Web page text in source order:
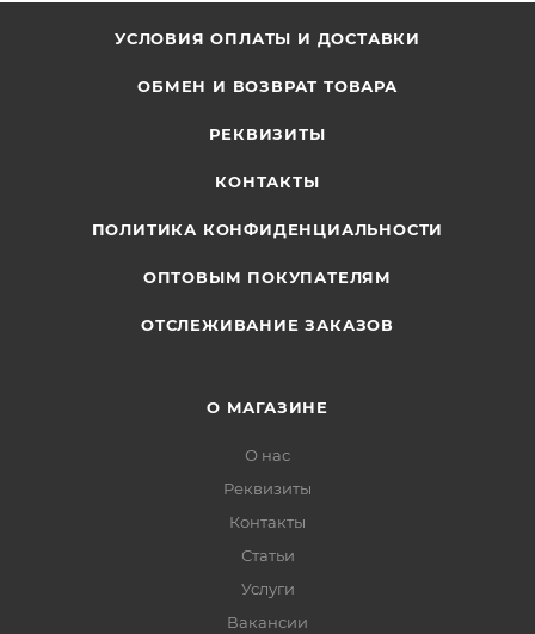
УСЛОВИЯ ОПЛАТЫ И ДОСТАВКИ
ОБМЕН И ВОЗВРАТ ТОВАРА
РЕКВИЗИТЫ
КОНТАКТЫ
ПОЛИТИКА КОНФИДЕНЦИАЛЬНОСТИ
ОПТОВЫМ ПОКУПАТЕЛЯМ
ОТСЛЕЖИВАНИЕ ЗАКАЗОВ
О МАГАЗИНЕ
О нас
Реквизиты
Контакты
Статьи
Услуги
Вакансии